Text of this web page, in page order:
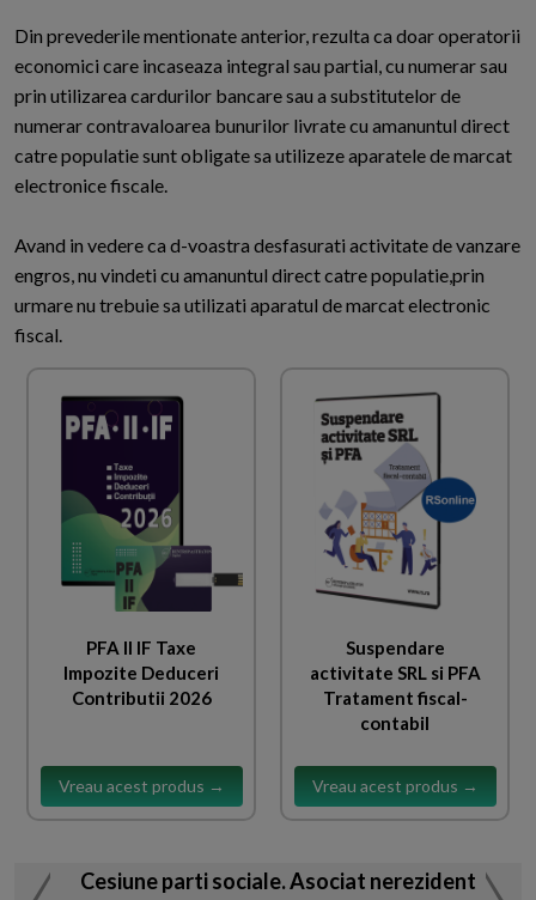
Din prevederile mentionate anterior, rezulta ca doar operatorii
economici care incaseaza integral sau partial, cu numerar sau
prin utilizarea cardurilor bancare sau a substitutelor de
numerar contravaloarea bunurilor livrate cu amanuntul direct
catre populatie sunt obligate sa utilizeze aparatele de marcat
electronice fiscale.
Avand in vedere ca d-voastra desfasurati activitate de vanzare
engros, nu vindeti cu amanuntul direct catre populatie,prin
urmare nu trebuie sa utilizati aparatul de marcat electronic
fiscal.
PFA II IF Taxe
Impozite Deduceri
Contributii 2026
Vreau acest produs →
Suspendare
activitate SRL si PFA
Tratament fiscal-
contabil
Vreau acest produs →
Cesiune parti sociale. Asociat nerezident